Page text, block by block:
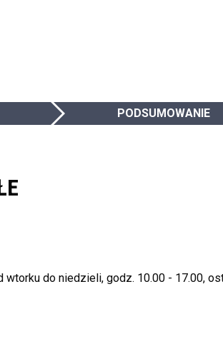
PODSUMOWANIE
wtorku do niedzieli, godz. 10.00 - 17.00,